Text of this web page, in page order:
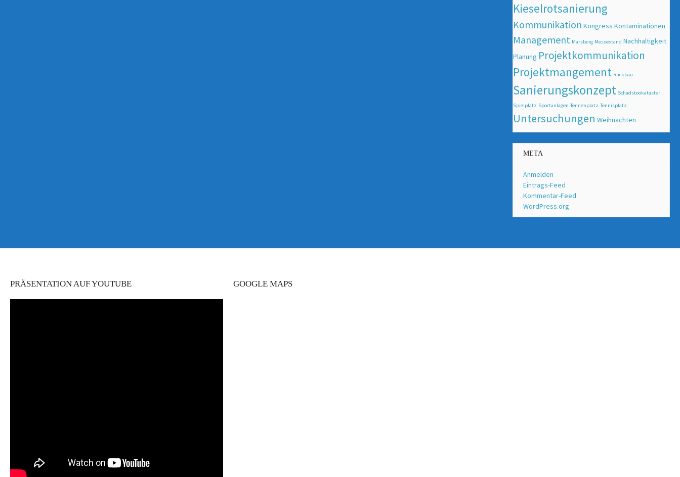
Kieselrotsanierung
Kommunikation Kongress Kontaminationen
Management Marsberg Messestand Nachhaltigkeit
Planung Projektkommunikation
Projektmangement Rückbau
Sanierungskonzept Schadstookataster
Spielplatz Sportanlagen Tennenplatz Tennisplatz
Untersuchungen Weihnachten
META
Anmelden
Eintrags-Feed
Kommentar-Feed
WordPress.org
PRÄSENTATION AUF YOUTUBE GOOGLE MAPS